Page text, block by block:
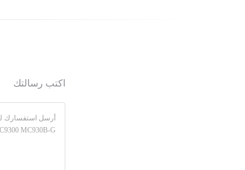
اكتب رسالتك